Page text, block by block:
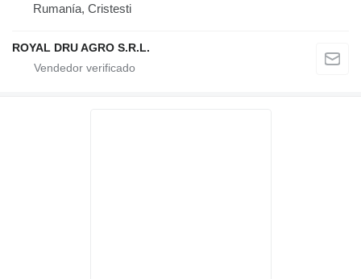
Rumanía, Cristesti
ROYAL DRU AGRO S.R.L.